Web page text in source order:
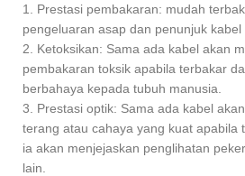
1. Prestasi pembakaran: mudah
pengeluaran asap dan penunjuk kabel
2. Ketoksikan: Sama ada kabel akan
pembakaran toksik apabila terbakar
berbahaya kepada tubuh manusia.
3. Prestasi optik: Sama ada kabel
terang atau cahaya yang kuat apabila
ia akan menjejaskan penglihatan
lain.